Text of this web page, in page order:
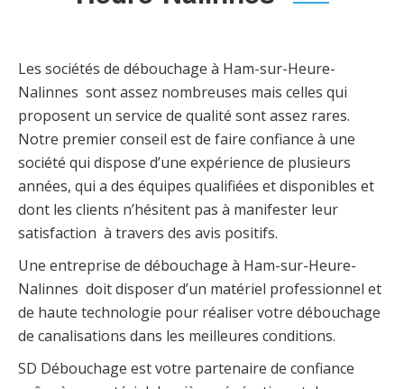
Les sociétés de débouchage à Ham-sur-Heure-
Nalinnes sont assez nombreuses mais celles qui
proposent un service de qualité sont assez rares.
Notre premier conseil est de faire confiance à une
société qui dispose d’une expérience de plusieurs
années, qui a des équipes qualifiées et disponibles et
dont les clients n’hésitent pas à manifester leur
satisfaction à travers des avis positifs.
Une entreprise de débouchage à Ham-sur-Heure-
Nalinnes doit disposer d’un matériel professionnel et
de haute technologie pour réaliser votre débouchage
de canalisations dans les meilleures conditions.
SD Débouchage est votre partenaire de confiance